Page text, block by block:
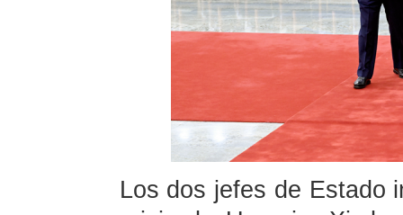
Los dos jefes de Estado